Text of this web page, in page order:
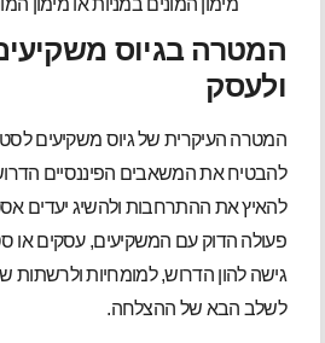
מימון המונים במניות או מימון
המטרה בגיוס
ולעסק
המטרה העיקרית של גיוס משקיעים
להבטיח את המשאבים הפיננסיים
להאיץ את ההתרחבות ולהשיג יעדים
פעולה הדוק עם המשקיעים, עסקים או
גישה להון הדרוש, למומחיות ולרשתות
לשלב הבא של ההצלחה.